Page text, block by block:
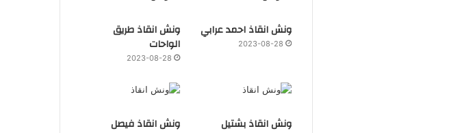
ونش انقاذ احمد عرابي
2023-08-28
ونش انقاذ طريق
الواحات
2023-08-28
ونش انقاذ بشتيل ونش انقاذ فيصل